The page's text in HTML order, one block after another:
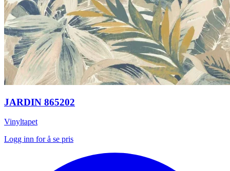
JARDIN 865202
Vinyltapet
Logg inn for å se pris